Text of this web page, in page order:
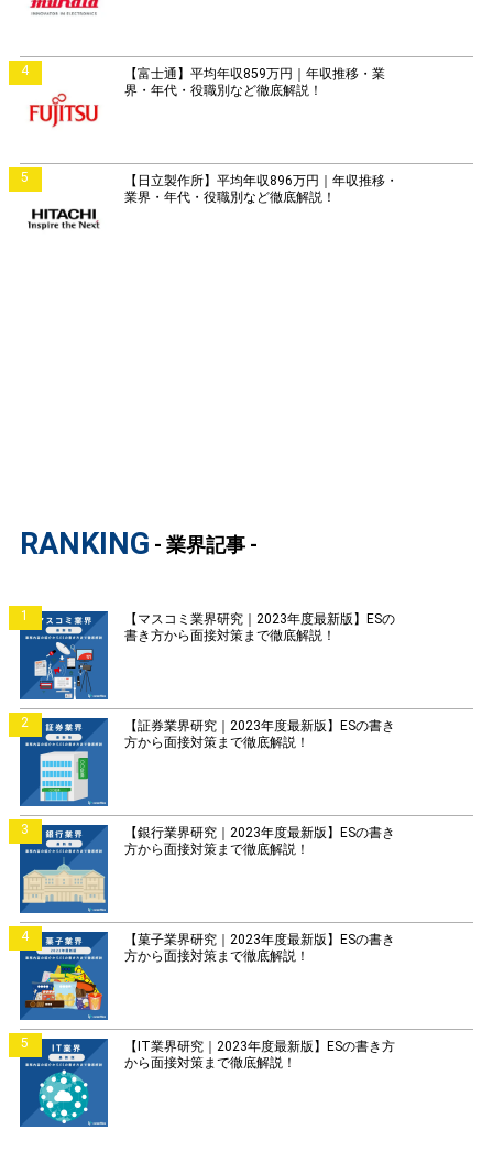
4
【富士通】平均年収859万円｜年収推移・業
界・年代・役職別など徹底解説！
5
【日立製作所】平均年収896万円｜年収推移・
業界・年代・役職別など徹底解説！
RANKING - 業界記事 -
1
【マスコミ業界研究｜2023年度最新版】ESの
書き方から面接対策まで徹底解説！
2
【証券業界研究｜2023年度最新版】ESの書き
方から面接対策まで徹底解説！
3
【銀行業界研究｜2023年度最新版】ESの書き
方から面接対策まで徹底解説！
4
【菓子業界研究｜2023年度最新版】ESの書き
方から面接対策まで徹底解説！
5
【IT業界研究｜2023年度最新版】ESの書き方
から面接対策まで徹底解説！